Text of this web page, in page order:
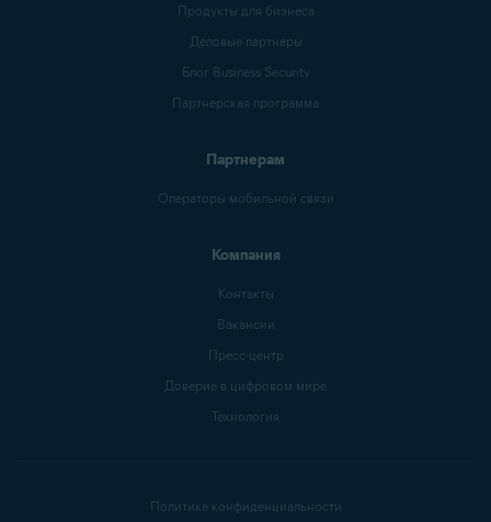
Продукты для бизнеса
Деловые партнеры
Блог Business Security
Партнерская программа
Партнерам
Операторы мобильной связи
Компания
Контакты
Вакансии
Пресс-центр
Доверие в цифровом мире
Технология
Политика конфиденциальности